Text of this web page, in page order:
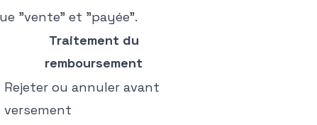
"vente" et "payée".
Traitement du
remboursement
Rejeter ou annuler avant
versement